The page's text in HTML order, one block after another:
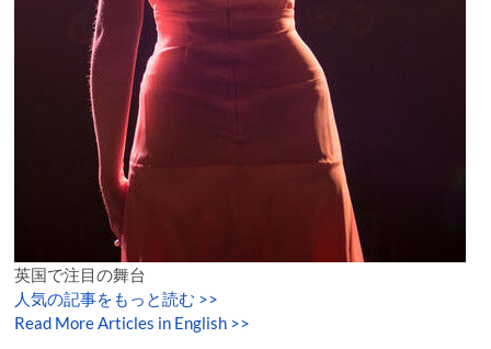
英国で注目の舞台
人気の記事をもっと読む >>
Read More Articles in English >>